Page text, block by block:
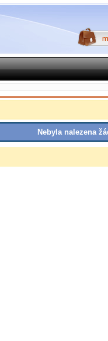
Nebyla nalezena